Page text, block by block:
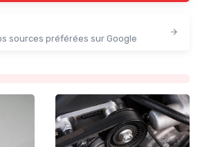
sources préférées sur Google